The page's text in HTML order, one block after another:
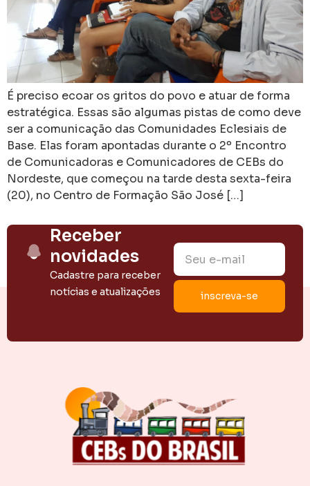
É preciso ecoar os gritos do povo e atuar de forma
estratégica. Essas são algumas pistas de como deve
ser a comunicação das Comunidades Eclesiais de
Base. Elas foram apontadas durante o 2º Encontro
de Comunicadoras e Comunicadores de CEBs do
Nordeste, que começou na tarde desta sexta-feira
(20), no Centro de Formação São José […]
Receber
novidades
Cadastre para receber
notícias e atualizações